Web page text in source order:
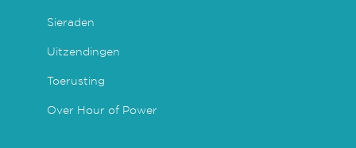
Sieraden
Uitzendingen
Toerusting
Over Hour of Power